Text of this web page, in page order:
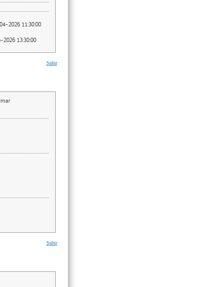
2026 11:30:00
13:30:00
Subir
Subir